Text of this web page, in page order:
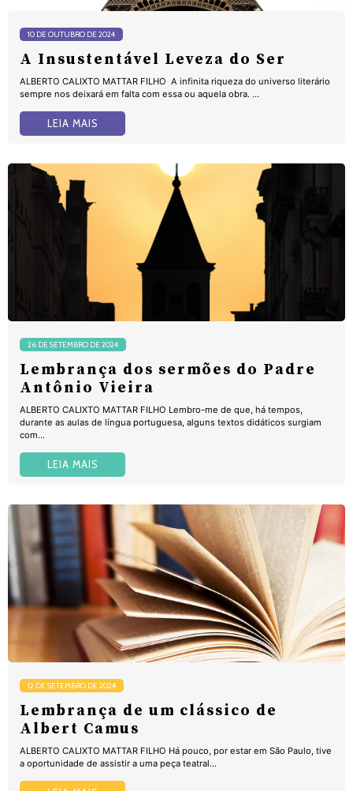
10 DE OUTUBRO DE 2024
A Insustentável Leveza do Ser
ALBERTO CALIXTO MATTAR FILHO A infinita riqueza do universo literário
sempre nos deixará em falta com essa ou aquela obra. ...
LEIA MAIS
26 DE SETEMBRO DE 2024
Lembrança dos sermões do Padre
Antônio Vieira
ALBERTO CALIXTO MATTAR FILHO Lembro-me de que, há tempos,
durante as aulas de língua portuguesa, alguns textos didáticos surgiam
com...
LEIA MAIS
12 DE SETEMBRO DE 2024
Lembrança de um clássico de
Albert Camus
ALBERTO CALIXTO MATTAR FILHO Há pouco, por estar em São Paulo, tive
a oportunidade de assistir a uma peça teatral...